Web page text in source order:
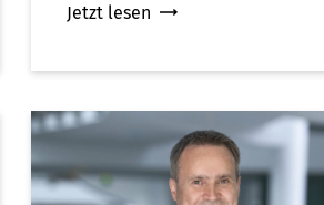
Jetzt lesen